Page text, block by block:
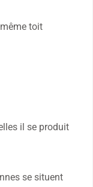
toit
il se produit
se situent